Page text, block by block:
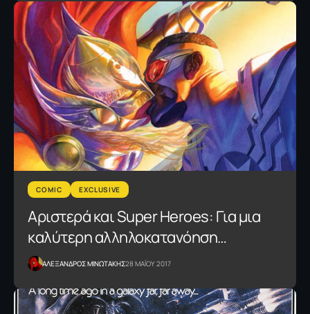
COMIC EXCLUSIVE
Αριστερά και Super Heroes: Για μια
καλύτερη αλληλοκατανόηση…
ΑΛΕΞΑΝΔΡΟΣ ΜΙΝΩΤΑΚΗΣ28 ΜΑΪΟΥ 2017